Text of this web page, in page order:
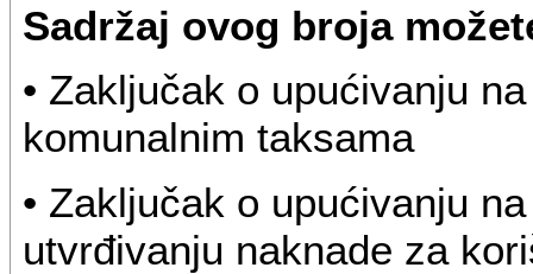
Sadržaj ovog broja
• Zaključak o upućivanju
komunalnim taksama
• Zaključak o upućivanju
utvrđivanju naknade za